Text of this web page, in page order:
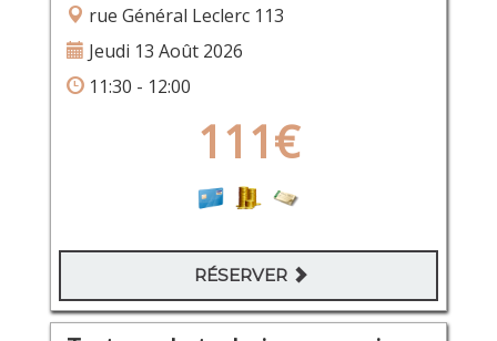
rue Général Leclerc 113
Jeudi 13 Août 2026
11:30 - 12:00
111€
RÉSERVER